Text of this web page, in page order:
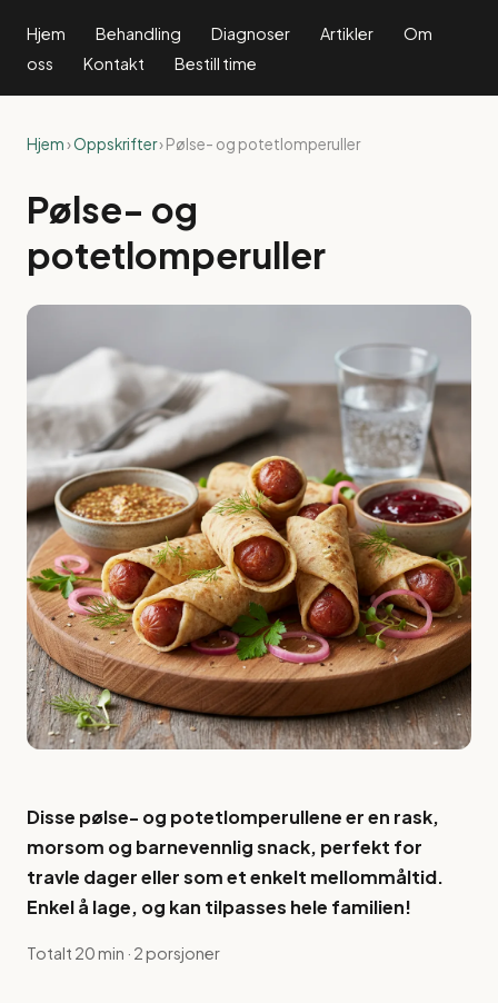
Hjem Behandling Diagnoser Artikler
Om
oss
Kontakt Bestill time
Hjem›Oppskrifter› Pølse- og potetlomperuller
Pølse- og
potetlomperuller
Disse pølse- og potetlomperullene er en rask,
morsom og barnevennlig snack, perfekt for
travle dager eller som et enkelt mellommåltid.
Enkel å lage, og kan tilpasses hele familien!
Totalt 20 min · 2 porsjoner